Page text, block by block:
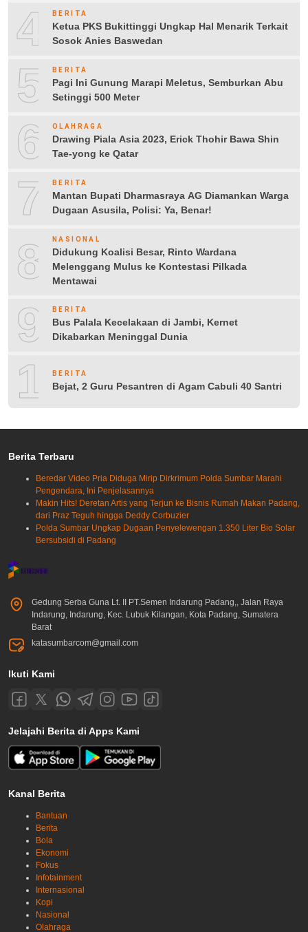
4 BERITA
Ketua PKS Bukittinggi Ungkap Hal Menarik Terkait
Sosok Anies Baswedan
5 BERITA
Pagi Ini Gunung Marapi Meletus, Semburkan Abu
Setinggi 500 Meter
6 OLAHRAGA
Drawing Piala Asia 2023, Erick Thohir Bawa Shin
Tae-yong ke Qatar
7 BERITA
Mantan Bupati Dharmasraya AG Diamankan Warga
Dugaan Asusila, Polisi: Ya, Benar!
8 NASIONAL
Didukung Koalisi Besar, Rinto Wardana
Melenggang Mulus ke Kontestasi Pilkada
Mentawai
9 BERITA
Bus Palala Kecelakaan di Jambi, Kernet
Dikabarkan Meninggal Dunia
10BERITA
Bejat, 2 Guru Pesantren di Agam Cabuli 40 Santri
Berita Terbaru
Beredar Video Pria Diduga Mirip Dirkrimum Polda Sumbar Marahi
Pengendara, Ini Penjelasannya
Makin Hits! Deretan Artis yang Terjun ke Bisnis Rumah Makan Padang,
dari Praz Teguh hingga Deddy Corbuzier
Polda Sumbar Ungkap Dugaan Penyelewengan 1.350 Liter Bio Solar
Bersubsidi di Padang
Gedung Serba Guna Lt. II PT.Semen Indarung Padang,, Jalan Raya
Indarung, Indarung, Kec. Lubuk Kilangan, Kota Padang, Sumatera
Barat
katasumbarcom@gmail.com
Ikuti Kami
Jelajahi Berita di Apps Kami
Kanal Berita
Bantuan
Berita
Bola
Ekonomi
Fokus
Infotainment
Internasional
Kopi
Nasional
Olahraga